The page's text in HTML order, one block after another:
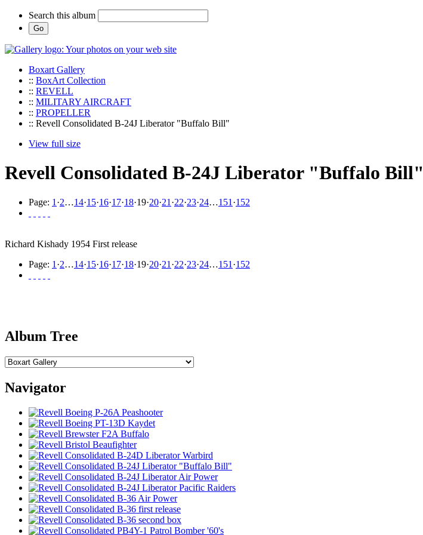
Search this album
Boxart Gallery
:: BoxArt Collection
:: REVELL
:: MILITARY AIRCRAFT
:: PROPELLER
:: Revell Consolidated B-24J Liberator "Buffalo Bill"
View full size
Revell Consolidated B-24J Liberator "Buffalo Bill"
Page: 1 ·2…14·15·16·17·18·19·20·21 ·22·23·24…151 ·152
Richard Kishady 1954 First release
Page: 1 ·2…14·15·16·17·18·19·20·21 ·22·23·24…151 ·152
Album Tree
Navigator